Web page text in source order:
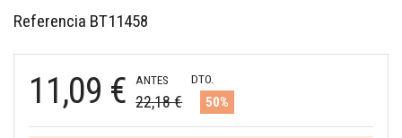
Referencia BT11458
11,09 € ANTES
22,18 €
DTO.
50%